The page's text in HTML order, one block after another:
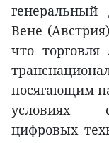
Вене
что
посягающим
условиях
цифровых